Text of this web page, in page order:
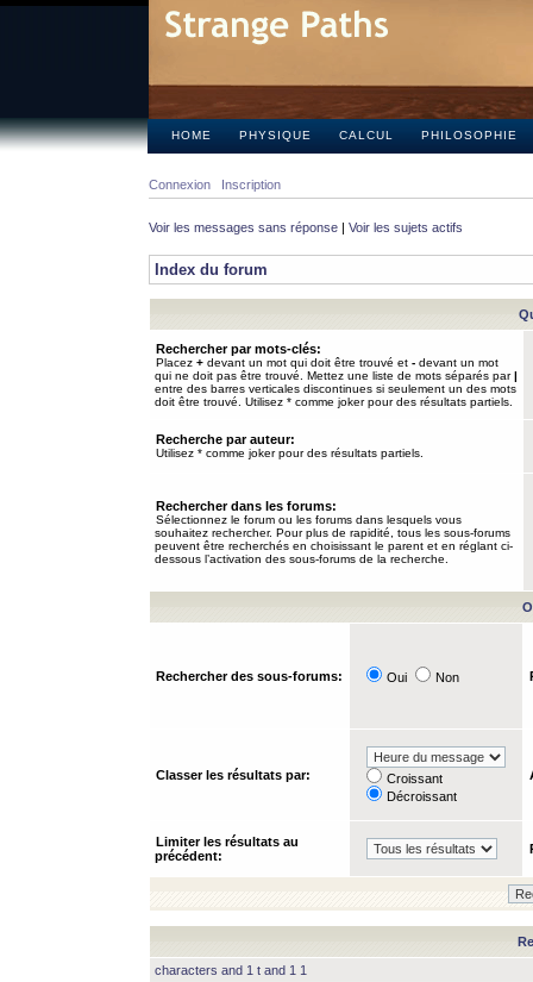
HOME PHYSIQUE CALCUL PHILOSOPHIE
Connexion Inscription
Voir les messages sans réponse | Voir les sujets actifs
Index du forum
Rechercher par mots-clés:
Placez + devant un mot qui doit être trouvé et - devant un mot
qui ne doit pas être trouvé. Mettez une liste de mots séparés par|
entre des barres verticales discontinues si seulement un des mots
doit être trouvé. Utilisez * comme joker pour des résultats partiels.
Recherche par auteur:
Utilisez * comme joker pour des résultats partiels.
Rechercher dans les forums:
Sélectionnez le forum ou les forums dans lesquels vous
souhaitez rechercher. Pour plus de rapidité, tous les sous-forums
peuvent être recherchés en choisissant le parent et en réglant ci-
dessous l’activation des sous-forums de la recherche.
Rechercher des sous-forums: Oui Non
Classer les résultats par:
Croissant
Décroissant
Limiter les résultats au
précédent:
characters and 1 t and 1 1